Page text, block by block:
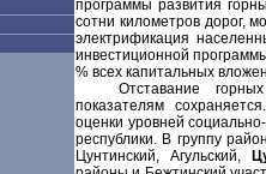
программы развития
сотни километров дорог,
электрификация
инвестиционной
% всех капитальных
Отставание
показателям
оценки уровней
республики. В группу
Цунтинский, Агульский,